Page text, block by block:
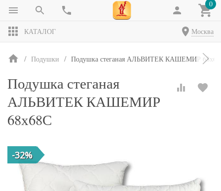
0
КАТАЛОГ Москва
Подушки Подушка стеганая АЛЬВИТЕК КАШЕМИР
Подушка стеганая
АЛЬВИТЕК КАШЕМИР
68х68С
-32%